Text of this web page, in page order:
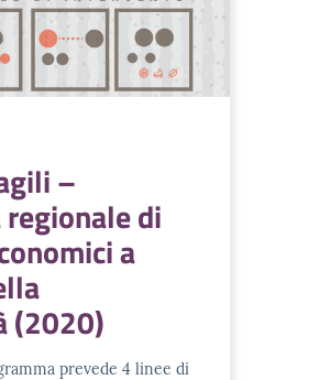
–
di
a
(2020)
prevede 4 linee di